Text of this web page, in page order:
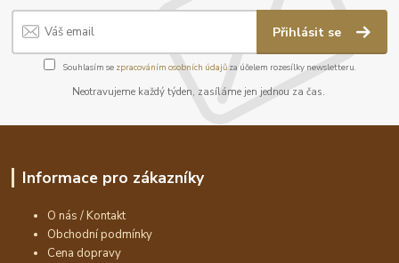
Přihlásit se
Souhlasím se zpracováním osobních údajůza účelem rozesílky newsletteru.
Neotravujeme každý týden, zasíláme jen jednou za čas.
Informace pro zákazníky
O nás / Kontakt
Obchodní podmínky
Cena dopravy